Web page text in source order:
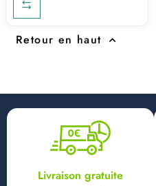
Retour en haut 
Livraison gratuite